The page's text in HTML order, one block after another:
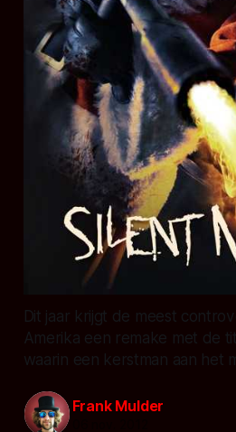
Dit jaar krijgt de meest
Amerika een remake met de
waarin een kerstman aan het
Frank Mulder